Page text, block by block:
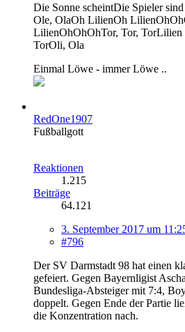
Die Sonne scheintDie Spieler
Ole, OlaOh LilienOh
LilienOhOhOhTor, Tor, TorLilien
TorOli, Ola
Einmal Löwe - immer Löwe ..
RedOne1907
Fußballgott
Reaktionen
1.215
Beiträge
64.121
3. September 2017 um
#796
Der SV Darmstadt 98 hat einen
gefeiert. Gegen Bayernligist
Bundesliga-Absteiger mit 7:4,
doppelt. Gegen Ende der Partie
die Konzentration nach.